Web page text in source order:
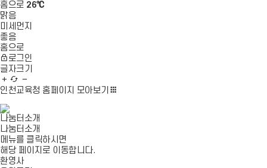
홈으로 26℃
맑음
미세먼지
좋음
홈으로
로그인
글자크기
글
자
대
새
로 자
인천교육청 홈페이지 모아보기
나눔터소개
나눔터소개
메뉴를 클릭하시면
해당 페이지로 이동합니다.
환영사